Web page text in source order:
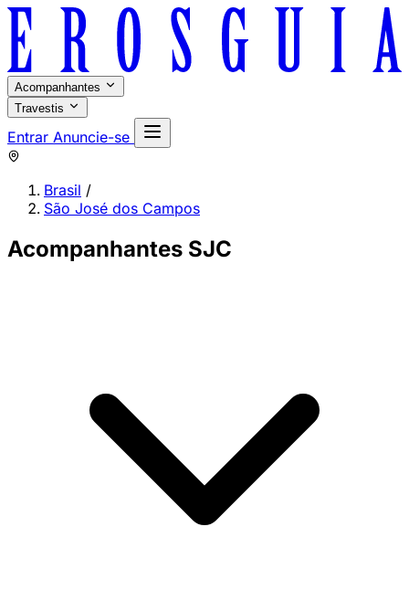
Acompanhantes
Travestis
Entrar Anuncie-se
Brasil /
São José dos Campos
Acompanhantes SJC